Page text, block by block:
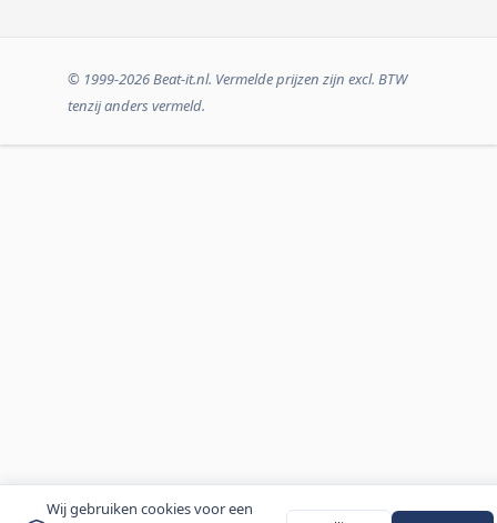
Wij gebruiken cookies voor een
© 1999-2026 Beat-it.nl. Vermelde prijzen zijn excl. BTW
tenzij anders vermeld.